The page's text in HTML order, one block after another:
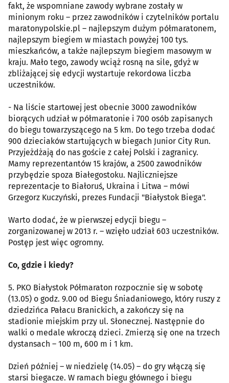
fakt, że wspomniane zawody wybrane zostały w
minionym roku – przez zawodników i czytelników portalu
maratonypolskie.pl – najlepszym dużym półmaratonem,
najlepszym biegiem w miastach powyżej 100 tys.
mieszkańców, a także najlepszym biegiem masowym w
kraju. Mało tego, zawody wciąż rosną na sile, gdyż w
zbliżającej się edycji wystartuje rekordowa liczba
uczestników.
- Na liście startowej jest obecnie 3000 zawodników
biorących udział w półmaratonie i 700 osób zapisanych
do biegu towarzyszącego na 5 km. Do tego trzeba dodać
900 dzieciaków startujących w biegach Junior City Run.
Przyjeżdżają do nas goście z całej Polski i zagranicy.
Mamy reprezentantów 15 krajów, a 2500 zawodników
przybędzie spoza Białegostoku. Najliczniejsze
reprezentacje to Białoruś, Ukraina i Litwa – mówi
Grzegorz Kuczyński, prezes Fundacji "Białystok Biega".
Warto dodać, że w pierwszej edycji biegu –
zorganizowanej w 2013 r. – wzięło udział 603 uczestników.
Postęp jest więc ogromny.
Co, gdzie i kiedy?
5. PKO Białystok Półmaraton rozpocznie się w sobotę
(13.05) o godz. 9.00 od Biegu Śniadaniowego, który ruszy z
dziedzińca Pałacu Branickich, a zakończy się na
stadionie miejskim przy ul. Słonecznej. Następnie do
walki o medale wkroczą dzieci. Zmierzą się one na trzech
dystansach – 100 m, 600 m i 1 km.
Dzień później – w niedzielę (14.05) – do gry włączą się
starsi biegacze. W ramach biegu głównego i biegu